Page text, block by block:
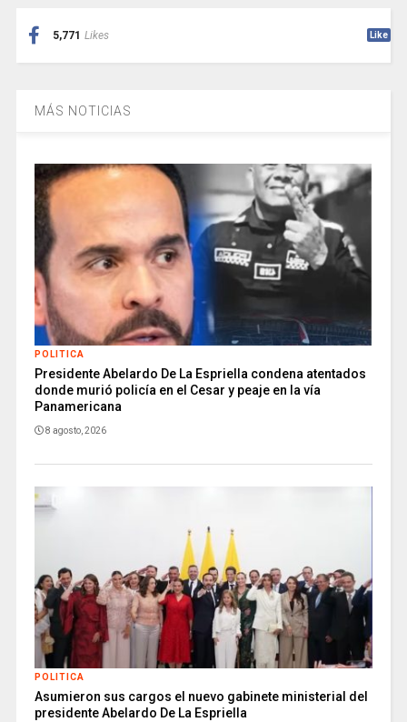
5,771 Likes Like
MÁS NOTICIAS
POLITICA
Presidente Abelardo De La Espriella condena atentados
donde murió policía en el Cesar y peaje en la vía
Panamericana
8 agosto, 2026
POLITICA
Asumieron sus cargos el nuevo gabinete ministerial del
presidente Abelardo De La Espriella